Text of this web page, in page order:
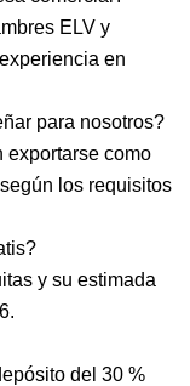
ELV y
en
para nosotros?
exportarse como
los requisitos
y su estimada
del 30 %